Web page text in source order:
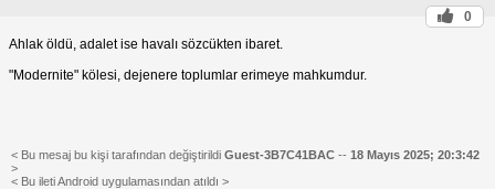
0
Ahlak öldü, adalet ise havalı sözcükten ibaret.
"Modernite" kölesi, dejenere toplumlar erimeye mahkumdur.
< Bu mesaj bu kişi tarafından değiştirildi Guest-3B7C41BAC -- 18 Mayıs 2025; 20:3:42
>
< Bu ileti Android uygulamasından atıldı >